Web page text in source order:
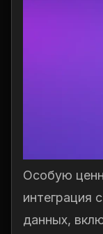
Особую
интеграция
данных,